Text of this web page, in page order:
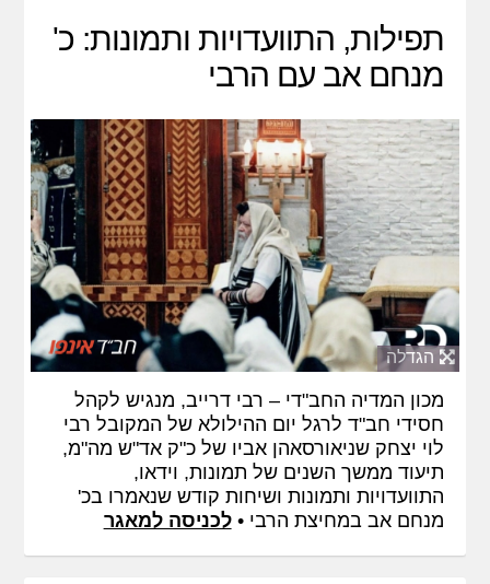
תפילות, התוועדויות ותמונות: כ'
מנחם אב עם הרבי
הגדלה
מכון המדיה החב"די – רבי דרייב, מנגיש לקהל
חסידי חב"ד לרגל יום ההילולא של המקובל רבי
לוי יצחק שניאורסאהן אביו של כ"ק אד"ש מה"מ,
תיעוד ממשך השנים של תמונות, וידאו,
התוועדויות ותמונות ושיחות קודש שנאמרו בכ'
מנחם אב במחיצת הרבי •לכניסה למאגר